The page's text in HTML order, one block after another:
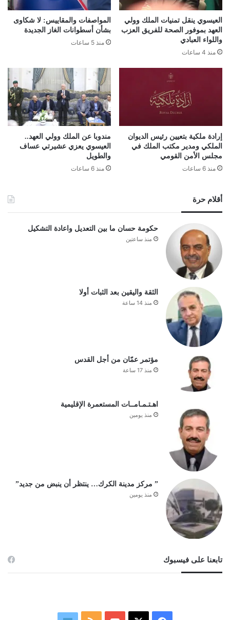
العيسوي ينقل تمنيات الملك وولي
العهد بموفور الصحة للفريق العزب
واللواء العبادي
منذ 4 ساعات
المواصفات والمقاييس: لا شكاوى
بشأن أسطوانات الغاز الجديدة
منذ 5 ساعات
إرادة ملكية بتعيين رئيس الديوان
الملكي ومدير مكتب الملك في
مجلس الأمن القومي
منذ 6 ساعات
مندوبا عن الملك وولي العهد..
العيسوي يعزي عشيرتي عساف
والطويل
منذ 6 ساعات
أقلام حرة
حكومة حسان ما بين التعديل واعادة التشكيل
منذ ساعتين
الثقة واليقين بعد الثبات أولا
منذ 14 ساعة
مؤتمر عمّان من أجل القدس
منذ 17 ساعة
اهـتـمـامــات المستعمرة الإقليمية
منذ يومين
” مركز مدينة الكرك… ينتظر أن ينبض من جديد”
منذ يومين
تابعنا على فيسبوك